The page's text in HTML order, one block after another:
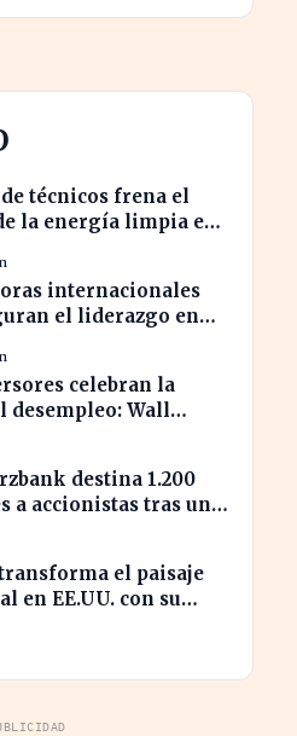
técnicos frena el
la energía limpia en
internacionales
el liderazgo en
celebran la
desempleo: Wall
destina 1.200
a accionistas tras un
el paisaje
en EE.UU. con su